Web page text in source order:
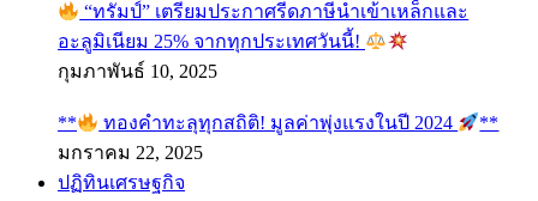
“ทรัมป์” เตรียมประกาศรีดภาษีนำเข้าเหล็กและ
อะลูมิเนียม 25% จากทุกประเทศวันนี้!
กุมภาพันธ์ 10, 2025
** ทองคำทะลุทุกสถิติ! มูลค่าพุ่งแรงในปี 2024
**
มกราคม 22, 2025
ปฏิทินเศรษฐกิจ